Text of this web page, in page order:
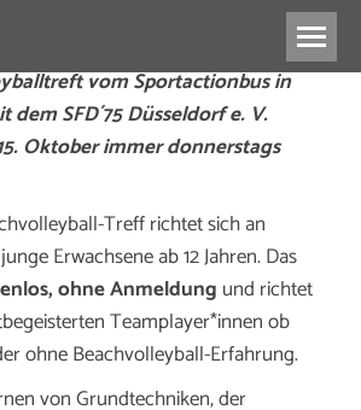
vom Sportactionbus in
SFD´75 Düsseldorf e. V.
Oktober immer donnerstags
Treff richtet sich an
Erwachsene ab 12 Jahren. Das
ohne Anmeldung und richtet
Teamplayer*innen ob
ohne Beachvolleyball-Erfahrung.
von Grundtechniken, der